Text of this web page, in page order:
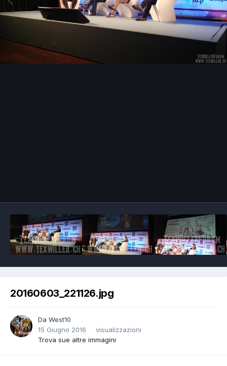
20160603_221126.jpg
Da West10
15 Giugno 2016
visualizzazioni
Trova sue altre immagini